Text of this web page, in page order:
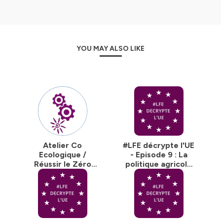
YOU MAY ALSO LIKE
Atelier Co
Ecologique /
Réussir le Zéro
Artificialisation
nette (ZAN) : la
réduction des
logements vacants
et la fiscalité sur le
#LFE décrypte l'UE
- Episode 9 : La
politique agricole
commune (PAC)
européenne